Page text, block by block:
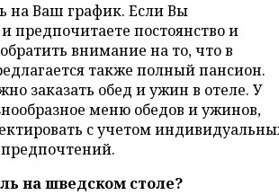
на Ваш график. Если Вы
предпочитаете постоянство и
внимание на то, что в
также полный пансион.
заказать обед и ужин в отеле. У
меню обедов и ужинов,
с учетом
на шведском столе?